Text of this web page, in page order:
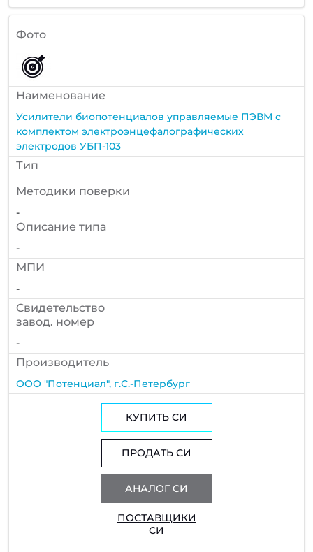
Фото
Наименование
Усилители биопотенциалов управляемые ПЭВМ с
комплектом электроэнцефалографических
электродов УБП-103
Тип
Методики поверки
-
Описание типа
-
МПИ
-
Cвидетельство
завод. номер
-
Производитель
ООО "Потенциал", г.С.-Петербург
КУПИТЬ СИ
ПРОДАТЬ СИ
АНАЛОГ СИ
ПОСТАВЩИКИ
СИ